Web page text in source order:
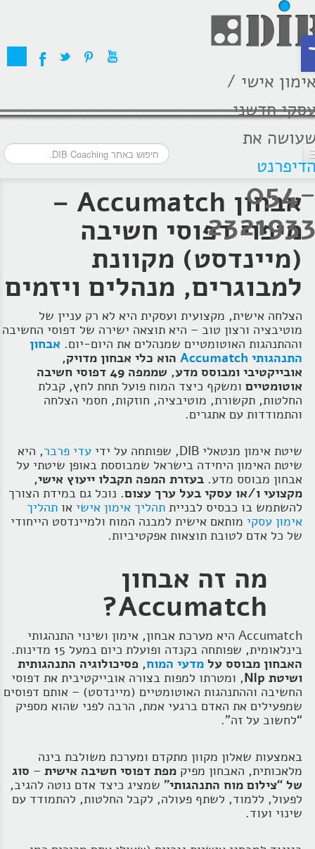
אישי /
חדשני
את
מסלולי אימון
בתקשורת
המלצות
הרצאות
בלוג קואצ'ינג
סרטוני אימון
שאלות תשובות
יצירת קשר
אבחון Accumatch –
מיפוי דפוסי חשיבה
(מיינדסט) מקוונת
למבוגרים, מנהלים ויזמים
הצלחה אישית, מקצועית ועסקית היא לא רק עניין של
מוטיבציה ורצון טוב – היא תוצאה ישירה של דפוסי החשיבה
וההתנהגות האוטומטיים שמנהלים את היום‑יום. אבחון
התנהגותי Accumatch
הוא כלי אבחון מדויק,
אובייקטיבי ומבוסס מדע, שממפה 49 דפוסי חשיבה
אוטומטיים ומשקף כיצד המוח פועל תחת לחץ, קבלת
החלטות, תקשורת, מוטיבציה, חוזקות, חסמי הצלחה
והתמודדות עם אתגרים.
שיטת אימון מנטאלי DIB, שפותחה על ידי עדי פרבר, היא
שיטת האימון היחידה בישראל שמבוססת באופן שיטתי על
אבחון מבוסס מדע. בעזרת המפה תקבלו ייעוץ אישי,
מקצועי ו/או עסקי בעל ערך עצום. נוכל גם במידת הצורך
להשתמש בו כבסיס לבניית תהליך אימון אישי או תהליך
אימון עסקי מותאם אישית למבנה המוח ולמיינדסט הייחודי
של כל אדם לטובת תוצאות אפקטיביות.
מה זה אבחון
Accumatch?
Accumatch היא מערכת אבחון, אימון ושינוי התנהגותי
בינלאומית, שפותחה בקנדה ופועלת כיום במעל 15 מדינות.
האבחון מבוסס על מדעי המוח, פסיכולוגיה התנהגותית
ושיטת Nlp
, ומטרתו למפות בצורה אובייקטיבית את דפוסי
החשיבה וההתנהגות האוטומטיים (מיינדסט) – אותם דפוסים
שמפעילים את האדם ברגעי אמת, הרבה לפני שהוא מספיק
“לחשוב על זה”.
באמצעות שאלון מקוון מתקדם ומערכת משולבת בינה
מלאכותית, האבחון מפיק מפת דפוסי חשיבה אישית – סוג
של “צילום מוח התנהגותי” שמציג כיצד אדם נוטה להגיב,
לפעול, ללמוד, לשתף פעולה, לקבל החלטות, להתמודד עם
שינוי ועוד.